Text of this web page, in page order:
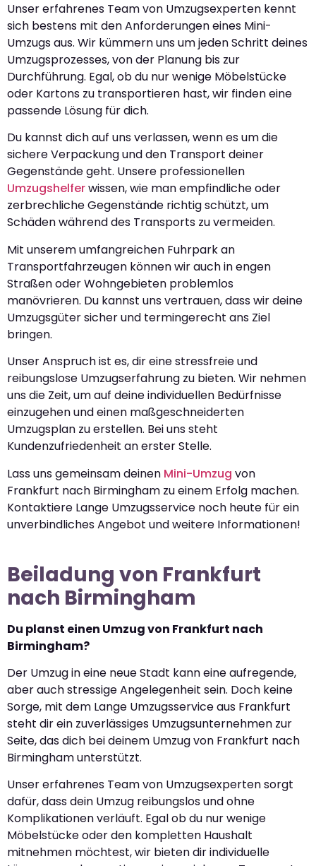
Unser erfahrenes Team von Umzugsexperten kennt
sich bestens mit den Anforderungen eines Mini-
Umzugs aus. Wir kümmern uns um jeden Schritt deines
Umzugsprozesses, von der Planung bis zur
Durchführung. Egal, ob du nur wenige Möbelstücke
oder Kartons zu transportieren hast, wir finden eine
passende Lösung für dich.
Du kannst dich auf uns verlassen, wenn es um die
sichere Verpackung und den Transport deiner
Gegenstände geht. Unsere professionellen
Umzugshelferwissen, wie man empfindliche oder
zerbrechliche Gegenstände richtig schützt, um
Schäden während des Transports zu vermeiden.
Mit unserem umfangreichen Fuhrpark an
Transportfahrzeugen können wir auch in engen
Straßen oder Wohngebieten problemlos
manövrieren. Du kannst uns vertrauen, dass wir deine
Umzugsgüter sicher und termingerecht ans Ziel
bringen.
Unser Anspruch ist es, dir eine stressfreie und
reibungslose Umzugserfahrung zu bieten. Wir nehmen
uns die Zeit, um auf deine individuellen Bedürfnisse
einzugehen und einen maßgeschneiderten
Umzugsplan zu erstellen. Bei uns steht
Kundenzufriedenheit an erster Stelle.
Lass uns gemeinsam deinen Mini-Umzug von
Frankfurt nach Birmingham zu einem Erfolg machen.
Kontaktiere Lange Umzugsservice noch heute für ein
unverbindliches Angebot und weitere Informationen!
Beiladung von Frankfurt
nach Birmingham
Du planst einen Umzug von Frankfurt nach
Birmingham?
Der Umzug in eine neue Stadt kann eine aufregende,
aber auch stressige Angelegenheit sein. Doch keine
Sorge, mit dem Lange Umzugsservice aus Frankfurt
steht dir ein zuverlässiges Umzugsunternehmen zur
Seite, das dich bei deinem Umzug von Frankfurt nach
Birmingham unterstützt.
Unser erfahrenes Team von Umzugsexperten sorgt
dafür, dass dein Umzug reibungslos und ohne
Komplikationen verläuft. Egal ob du nur wenige
Möbelstücke oder den kompletten Haushalt
mitnehmen möchtest, wir bieten dir individuelle